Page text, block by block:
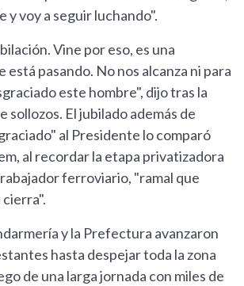
y voy a seguir luchando".
Vine por eso, es una
está pasando. No nos alcanza ni para
este hombre", dijo tras la
sollozos. El jubilado además de
al Presidente lo comparó
al recordar la etapa privatizadora
ferroviario, "ramal que
y la Prefectura avanzaron
hasta despejar toda la zona
de una larga jornada con miles de